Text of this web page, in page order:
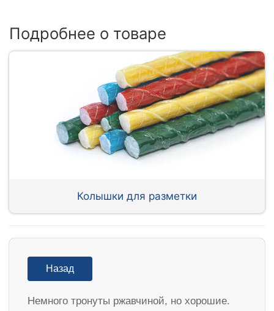
Подробнее о товаре
Колышки для разметки
Назад
Немного тронуты ржавчиной, но хорошие.